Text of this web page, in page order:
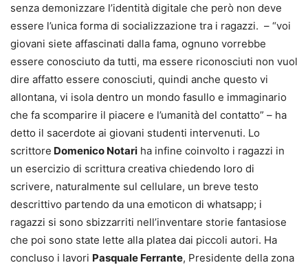
senza demonizzare l’identità digitale che però non deve
essere l’unica forma di socializzazione tra i ragazzi. – “voi
giovani siete affascinati dalla fama, ognuno vorrebbe
essere conosciuto da tutti, ma essere riconosciuti non vuol
dire affatto essere conosciuti, quindi anche questo vi
allontana, vi isola dentro un mondo fasullo e immaginario
che fa scomparire il piacere e l’umanità del contatto” – ha
detto il sacerdote ai giovani studenti intervenuti. Lo
scrittore Domenico Notari ha infine coinvolto i ragazzi in
un esercizio di scrittura creativa chiedendo loro di
scrivere, naturalmente sul cellulare, un breve testo
descrittivo partendo da una emoticon di whatsapp; i
ragazzi si sono sbizzarriti nell’inventare storie fantasiose
che poi sono state lette alla platea dai piccoli autori. Ha
concluso i lavori Pasquale Ferrante, Presidente della zona